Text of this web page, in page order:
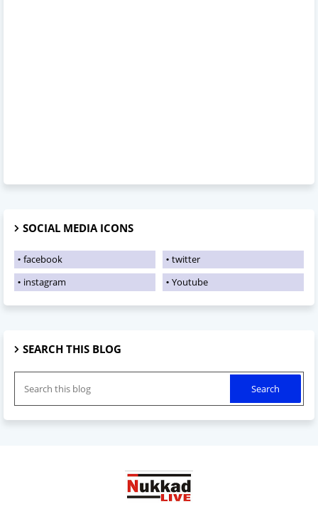
SOCIAL MEDIA ICONS
facebook
twitter
instagram
Youtube
SEARCH THIS BLOG